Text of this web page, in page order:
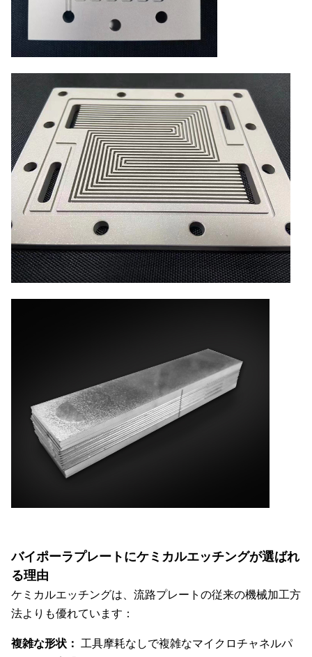
バイポーラプレートにケミカルエッチングが選ばれ
る理由
ケミカルエッチングは、流路プレートの従来の機械加工方
法よりも優れています：
複雑な形状：
工具摩耗なしで複雑なマイクロチャネルパ